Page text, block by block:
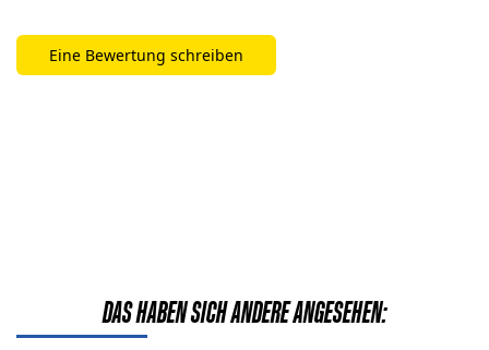
Eine Bewertung schreiben
DAS HABEN SICH ANDERE ANGESEHEN: